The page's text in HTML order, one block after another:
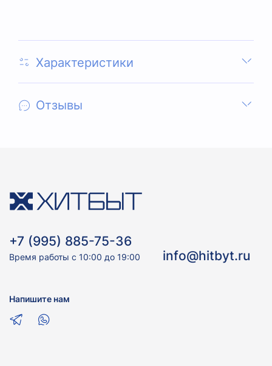
Характеристики
Отзывы
+7 (995) 885-75-36
Время работы с 10:00 до 19:00 info@hitbyt.ru
Напишите нам